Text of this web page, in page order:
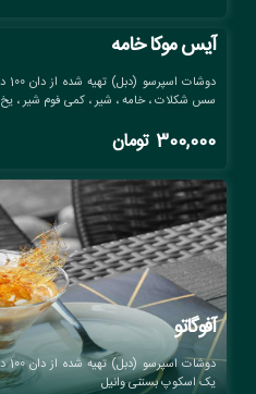
آیس موکا خامه
سس شکلات ، خامه ، شیر ، کمی فوم شیر ، یخ
300,000 تومان
آفوگاتو
یک اسکوپ بستنی وانیل